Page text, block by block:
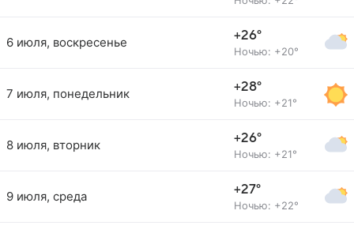
6 июля, воскресенье +26°
Ночью: +20°
7 июля, понедельник +28°
Ночью: +21°
8 июля, вторник +26°
Ночью: +21°
9 июля, среда +27°
Ночью: +22°